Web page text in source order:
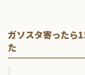
ガソスタ寄ったら
た